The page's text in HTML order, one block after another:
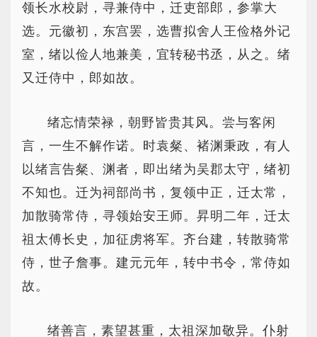
领长水校尉，寻兼侍中，迁吏部郎，参掌大
选。元徽初，东宫罢，选曹拟舍人王俭格外记
室，绪以俭人地兼美，宜转秘书丞，从之。绪
又迁侍中，郎如故。
绪忘情荣禄，朝野皆贵其风。尝与客闲
言，一生不解作诺。时袁粲、褚渊秉政，有人
以绪言告粲、渊者，即出绪为吴郡太守，绪初
不知也。迁为祠部尚书，复领中正，迁太常，
加散骑常侍，寻领始安王师。昇明二年，迁太
祖太傅长史，加征虏将军。齐台建，转散骑常
侍，世子詹事。建元元年，转中书令，常侍如
故。
绪善言，素望甚重，太祖深加敬异。仆射